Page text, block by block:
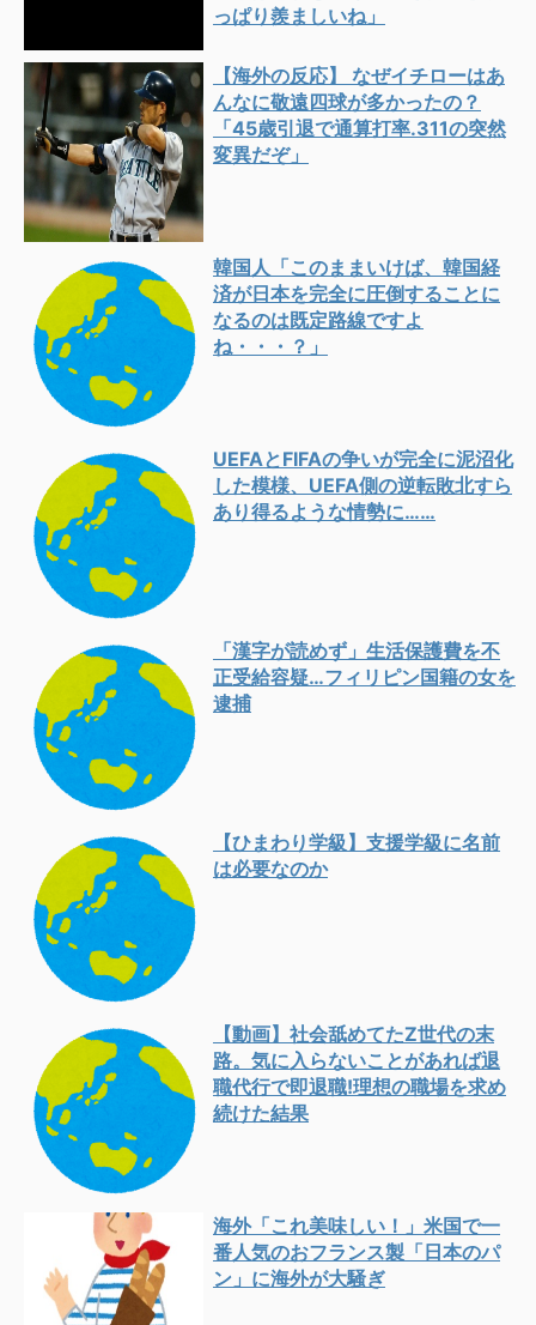
っぱり羨ましいね」
【海外の反応】 なぜイチローはあ
んなに敬遠四球が多かったの？
「45歳引退で通算打率.311の突然
変異だぞ」
韓国人「このままいけば、韓国経
済が日本を完全に圧倒することに
なるのは既定路線ですよ
ね・・・？」
UEFAとFIFAの争いが完全に泥沼化
した模様、UEFA側の逆転敗北すら
あり得るような情勢に……
「漢字が読めず」生活保護費を不
正受給容疑…フィリピン国籍の女を
逮捕
【ひまわり学級】支援学級に名前
は必要なのか
【動画】社会舐めてたZ世代の末
路。気に入らないことがあれば退
職代行で即退職!理想の職場を求め
続けた結果
海外「これ美味しい！」米国で一
番人気のおフランス製「日本のパ
ン」に海外が大騒ぎ